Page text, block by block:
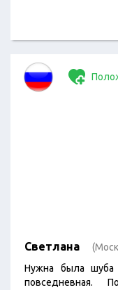
Светлана
Нужна была шуба
повседневная.